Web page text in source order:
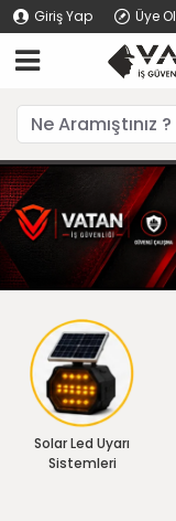
Giriş Yap Üye Ol
Solar Led Uyarı
Sistemleri